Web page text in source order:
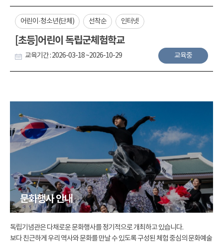
어린이·청소년(단체) 선착순 인터넷
[초등]어린이 독립군체험학교
교육기간 : 2026-03-18 ~2026-10-29 교육중
문화행사 안내
독립기념관은 다채로운 문화행사를 정기적으로 개최하고 있습니다.
보다 친근하게 우리 역사와 문화를 만날 수 있도록 구성된 체험 중심의 문화예술